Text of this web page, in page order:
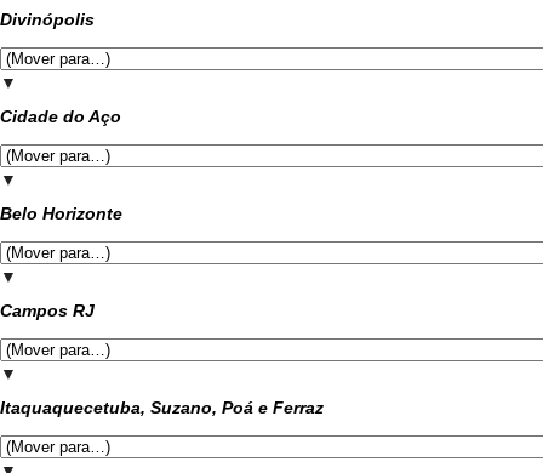
Divinópolis
▼
Cidade do Aço
▼
Belo Horizonte
▼
Campos RJ
▼
Itaquaquecetuba, Suzano, Poá e Ferraz